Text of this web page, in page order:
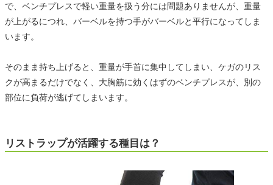
で、ベンチプレスで軽い重量を扱う分には問題ありませんが、重量
が上がるにつれ、バーベルを持つ手がバーベルと平行になってしま
います。
そのまま持ち上げると、重量が手首に集中してしまい、ケガのリス
クが高まるだけでなく、大胸筋に効くはずのベンチプレスが、別の
部位に負荷が逃げてしまいます。
リストラップが活躍する種目は？